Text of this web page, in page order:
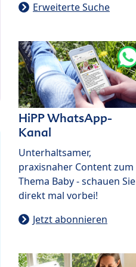
Erweiterte Suche
HiPP WhatsApp-
Kanal
Unterhaltsamer,
praxisnaher Content zum
Thema Baby - schauen Sie
direkt mal vorbei!
Jetzt abonnieren